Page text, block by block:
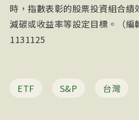
時，指數表彰的股票投資組合績
減碳或收益率等設定目標。（編
1131125
ETF S&P 台灣